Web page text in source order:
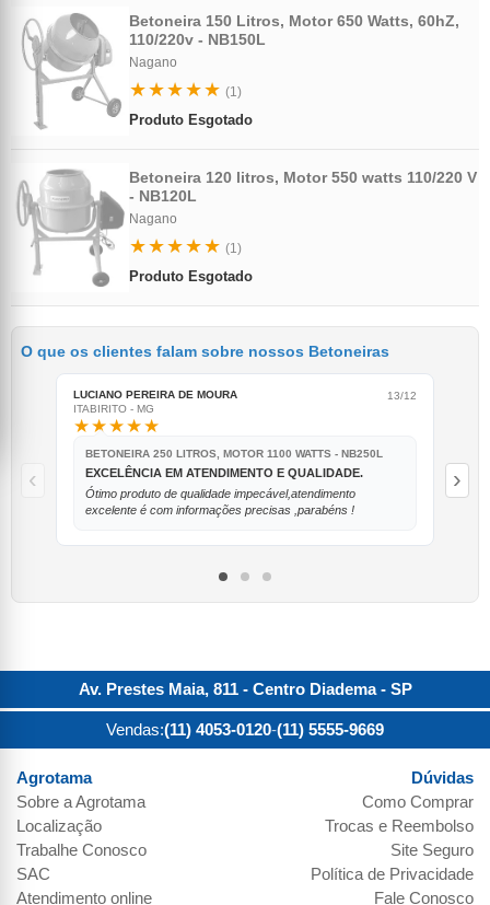
Betoneira 150 Litros, Motor 650 Watts, 60hZ,
110/220v - NB150L
Nagano
★★★★★ (1)
Produto Esgotado
Betoneira 120 litros, Motor 550 watts 110/220 V
- NB120L
Nagano
★★★★★ (1)
Produto Esgotado
O que os clientes falam sobre nossos Betoneiras
‹
LUCIANO PEREIRA DE MOURA
ITABIRITO - MG
13/12
★★★★★
BETONEIRA 250 LITROS, MOTOR 1100 WATTS - NB250L
EXCELÊNCIA EM ATENDIMENTO E QUALIDADE.
Ótimo produto de qualidade impecável,atendimento
excelente é com informações precisas ,parabéns !
›
Av. Prestes Maia, 811 - Centro Diadema- SP
Vendas:(11) 4053-0120-(11) 5555-9669
Agrotama
Sobre aAgrotama
Localização
Trabalhe Conosco
SAC
Atendimento online
Dúvidas
Como Comprar
Trocas e Reembolso
Site Seguro
Política de Privacidade
Fale Conosco